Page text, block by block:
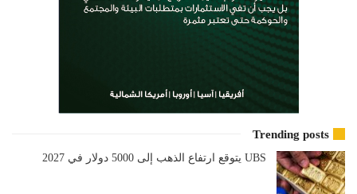
Trending posts
UBS يتوقع ارتفاع الذهب إلى 5000 دولار في 2027